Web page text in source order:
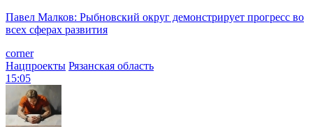
Павел Малков: Рыбновский округ демонстрирует прогресс во
всех сферах развития
corner
Нацпроекты Рязанская область
15:05